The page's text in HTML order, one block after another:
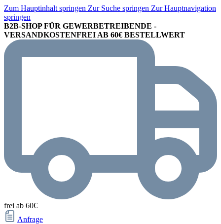
Zum Hauptinhalt springen Zur Suche springen Zur Hauptnavigation
springen
B2B-SHOP FÜR GEWERBETREIBENDE -
VERSANDKOSTENFREI AB 60€ BESTELLWERT
frei ab 60€
Anfrage